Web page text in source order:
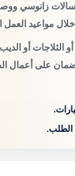
زانوسي
مواعيد العمل
أو
على أعمال
الطلب.